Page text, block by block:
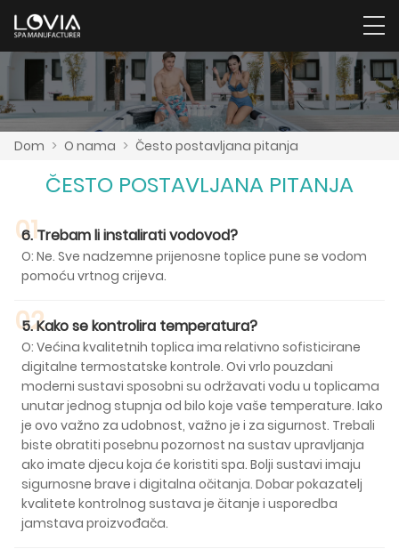
Dom > O nama > Često postavljana pitanja
ČESTO POSTAVLJANA PITANJA
01
6. Trebam li instalirati vodovod?
O: Ne. Sve nadzemne prijenosne toplice pune se vodom
pomoću vrtnog crijeva.
02
5. Kako se kontrolira temperatura?
O: Većina kvalitetnih toplica ima relativno sofisticirane
digitalne termostatske kontrole. Ovi vrlo pouzdani
moderni sustavi sposobni su održavati vodu u toplicama
unutar jednog stupnja od bilo koje vaše temperature. Iako
je ovo važno za udobnost, važno je i za sigurnost. Trebali
biste obratiti posebnu pozornost na sustav upravljanja
ako imate djecu koja će koristiti spa. Bolji sustavi imaju
sigurnosne brave i digitalna očitanja. Dobar pokazatelj
kvalitete kontrolnog sustava je čitanje i usporedba
jamstava proizvođača.